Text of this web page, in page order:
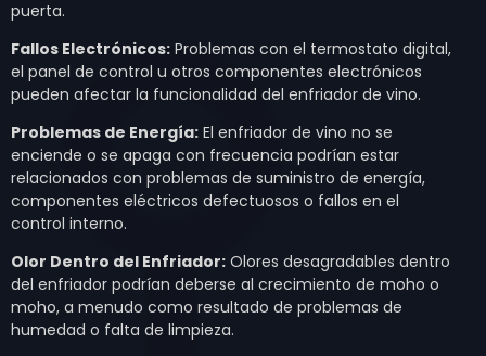
puerta.
Fallos Electrónicos: Problemas con el termostato digital,
el panel de control u otros componentes electrónicos
pueden afectar la funcionalidad del enfriador de vino.
Problemas de Energía: El enfriador de vino no se
enciende o se apaga con frecuencia podrían estar
relacionados con problemas de suministro de energía,
componentes eléctricos defectuosos o fallos en el
control interno.
Olor Dentro del Enfriador: Olores desagradables dentro
del enfriador podrían deberse al crecimiento de moho o
moho, a menudo como resultado de problemas de
humedad o falta de limpieza.